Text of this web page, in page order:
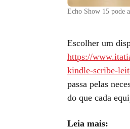
Echo Show 15 pode
Escolher um
https://
kindle-scribe-
passa pelas
do que cada
Leia mais: